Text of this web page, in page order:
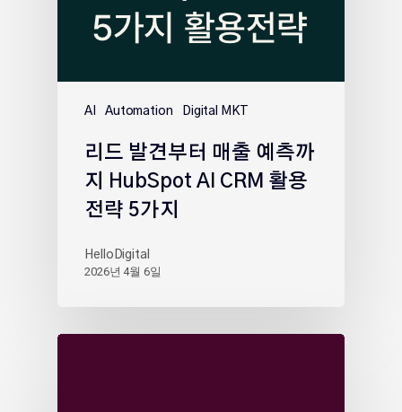
AI Automation Digital MKT
리드 발견부터 매출 예측까
지 HubSpot AI CRM 활용
전략 5가지
HelloDigital
2026년 4월 6일